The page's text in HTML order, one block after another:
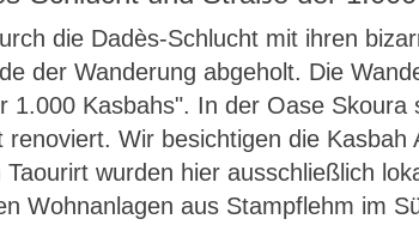
die Dadès-Schlucht mit ihren
der Wanderung abgeholt. Die
1.000 Kasbahs". In der Oase
renoviert. Wir besichtigen die
Taourirt wurden hier ausschließlich
Wohnanlagen aus Stampflehm im